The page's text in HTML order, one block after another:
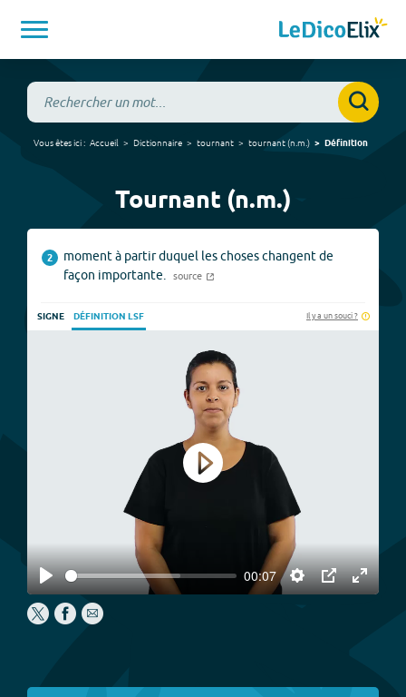
Vous êtes ici : Accueil Dictionnaire tournant tournant(n.m. ) Définition
Tournant (n.m.)
2
moment à partir duquel les choses changent de
façon importante.
source
SIGNE DÉFINITION LSF Il y a un souci ?
Play
00:07
Settings
PIP
Enter
Play